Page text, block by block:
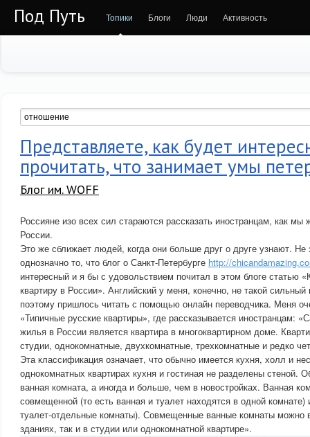
Под Путь Топики Блоги Люди Активность
Представляете, как будет
прочитать, что занимает умы
Блог им. WOFF
Россияне изо всех сил стараются рассказать иностранцам, как мы
России.
Это же сближает людей, когда они больше друг о друге узнают.
однозначно то, что блог о Санкт-Петербурге http://
интересный и я бы с удовольствием почитал в этом блоге статью
квартиру в России». Английский у меня, конечно, не такой сильный
поэтому пришлось читать с помощью онлайн переводчика. Меня
«Типичные русские квартиры», где рассказывается иностранцам:
жилья в России является квартира в многоквартирном доме.
студии, однокомнатные, двухкомнатные, трехкомнатные и редко
Эта классификация означает, что обычно имеется кухня, холл и
однокомнатных квартирах кухня и гостиная не разделены стеной.
ванная комната, а иногда и больше, чем в новостройках. Ванная
совмещенной (то есть ванная и туалет находятся в одной
туалет-отдельные комнаты). Совмещенные ванные комнаты можно
зданиях, так и в студии или однокомнатной квартире».